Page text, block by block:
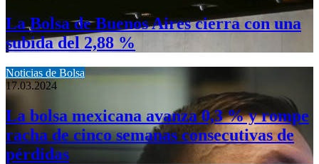
La Bolsa de Buenos Aires cierra con una
subida del 2,88 %
Noticias de Bolsa
17.03.2024
La bolsa mexicana avanza 0,3 % y rompe
racha de cinco semanas consecutivas de
pérdidas